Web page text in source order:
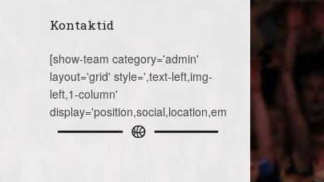
Kontaktid
[show-team category='admin'
layout='grid' style=',text-left,img-
left,1-column'